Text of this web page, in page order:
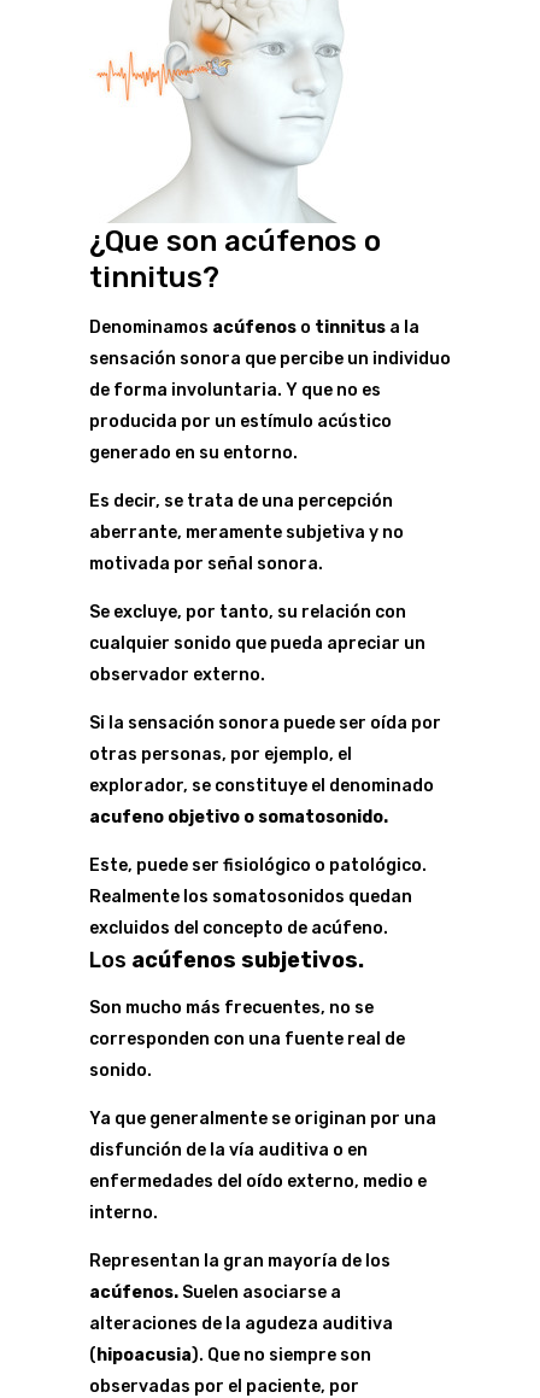
¿Que son acúfenos o
tinnitus?
Denominamos acúfenos o tinnitus a la
sensación sonora que percibe un individuo
de forma involuntaria. Y que no es
producida por un estímulo acústico
generado en su entorno.
Es decir, se trata de una percepción
aberrante, meramente subjetiva y no
motivada por señal sonora.
Se excluye, por tanto, su relación con
cualquier sonido que pueda apreciar un
observador externo.
Si la sensación sonora puede ser oída por
otras personas, por ejemplo, el
explorador, se constituye el denominado
acufeno objetivo o somatosonido.
Este, puede ser fisiológico o patológico.
Realmente los somatosonidos quedan
excluidos del concepto de acúfeno.
Los acúfenos subjetivos.
Son mucho más frecuentes, no se
corresponden con una fuente real de
sonido.
Ya que generalmente se originan por una
disfunción de la vía auditiva o en
enfermedades del oído externo, medio e
interno.
Representan la gran mayoría de los
acúfenos. Suelen asociarse a
alteraciones de la agudeza auditiva
( hipoacusia). Que no siempre son
observadas por el paciente, por